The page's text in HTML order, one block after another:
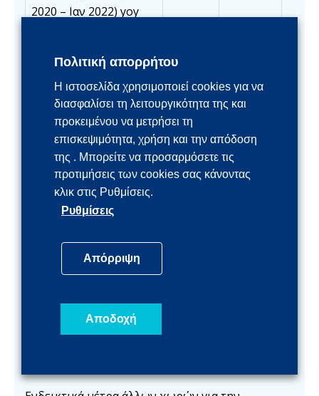
2020 – Ιαν 2022) yoy
εισιτηρίων ΟΑΣΑ
(σύγκριση με την ίδια
περίοδο 2019)
(17 – 23
Ιαν
2022)
Ιαν 2022)
Χρηματοδότηση
ιδιωτικού τομέα
+1,3%
(Δεκ
2021)
+1,1%
(Νοε
2021)
Καταθέσεις ιδιωτικού
κλίματος
Πολιτική απορρήτου
Η ιστοσελίδα χρησιμοποιεί cookies για να
διασφαλίσει τη λειτουργικότητα της και
προκειμένου να μετρήσει τη
επισκεψιμότητα, χρήση και την απόδοση
της . Μπορείτε να προσαρμόσετε τις
προτιμήσεις των cookies σας κάνοντας
κλικ στις Ρυθμίσεις.
Ρυθμίσεις
Απόρριψη
Αποδοχή